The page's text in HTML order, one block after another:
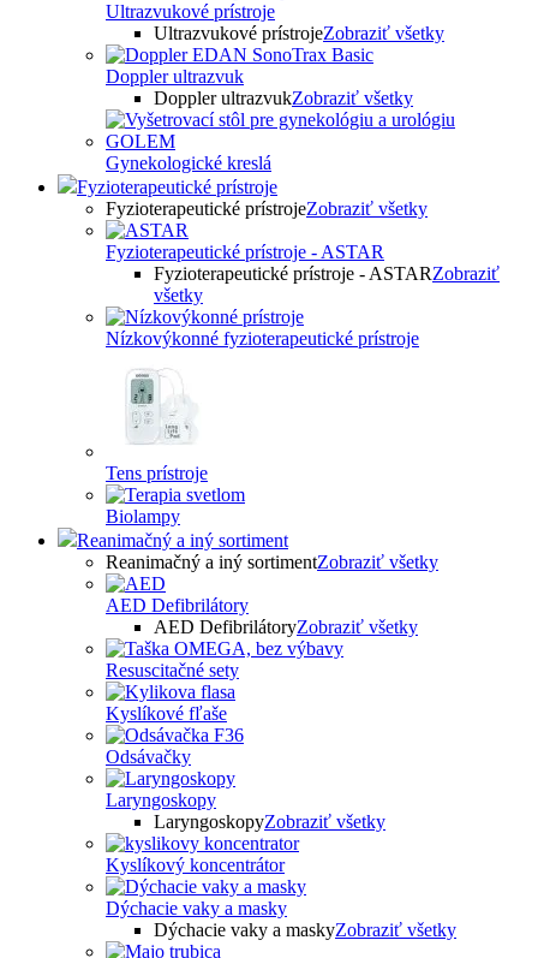
Ultrazvukové prístroje
Ultrazvukové prístrojeZobraziť všetky
Doppler ultrazvuk
Doppler ultrazvukZobraziť všetky
Gynekologické kreslá
Fyzioterapeutické prístroje
Fyzioterapeutické prístrojeZobraziť všetky
Fyzioterapeutické prístroje - ASTAR
Fyzioterapeutické prístroje - ASTARZobraziť
všetky
Nízkovýkonné fyzioterapeutické prístroje
Tens prístroje
Biolampy
Reanimačný a iný sortiment
Reanimačný a iný sortimentZobraziť všetky
AED Defibrilátory
AED DefibrilátoryZobraziť všetky
Resuscitačné sety
Kyslíkové fľaše
Odsávačky
Laryngoskopy
LaryngoskopyZobraziť všetky
Kyslíkový koncentrátor
Dýchacie vaky a masky
Dýchacie vaky a maskyZobraziť všetky